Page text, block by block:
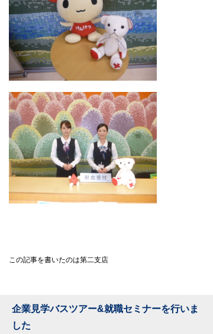
この記事を書いたのは第二支店
企業見学バスツアー&就職セミナーを行いま
した